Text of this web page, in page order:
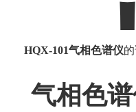
HQX-101气相色谱仪的
气相色